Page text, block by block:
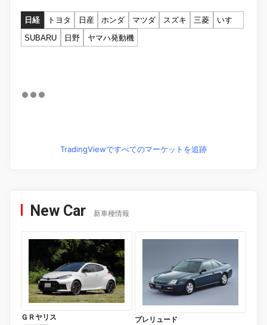
日経 トヨタ 日産 ホンダ マツダ スズキ 三菱
いすゞ
SUBARU
日野 ヤマハ発動機
TradingViewですべてのマーケットを追跡
New Car 新車種情報
ＧＲヤリス プレリュード